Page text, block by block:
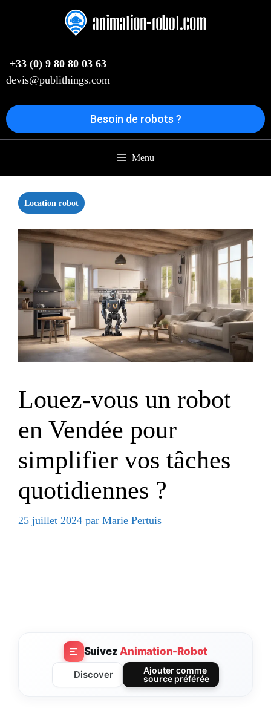
+33 (0) 9 80 80 03 63
devis@publithings.com
Besoin de robots ?
Menu
Location robot
Louez-vous un robot
en Vendée pour
simplifier vos tâches
quotidiennes ?
25 juillet 2024 par Marie Pertuis
SuivezAnimation-Robot
Discover
Ajouter comme
source préférée